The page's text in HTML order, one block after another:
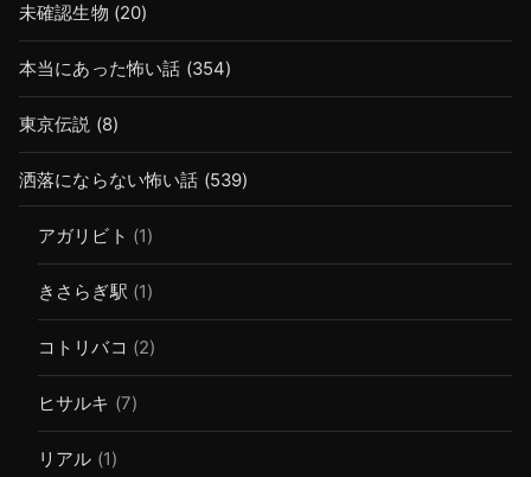
未確認生物 (20)
本当にあった怖い話 (354)
東京伝説 (8)
洒落にならない怖い話 (539)
アガリビト (1)
きさらぎ駅 (1)
コトリバコ (2)
ヒサルキ (7)
リアル (1)